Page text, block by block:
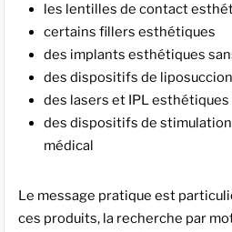
les lentilles de contact
certains fillers esthétiques
des implants esthétiques
des dispositifs de
des lasers et IPL esthétiques
des dispositifs de
médical
Le message pratique est
ces produits, la recherche par